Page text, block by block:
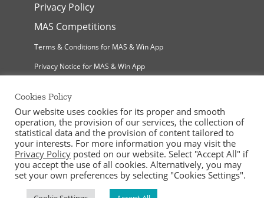
Privacy Policy
MAS Competitions
Terms & Conditions for MAS & Win App
Privacy Notice for MAS & Win App
©2026
MAS Supermarkets Ltd | All Rights Reserved |
Handcrafted by
Cookies Policy
Our website uses cookies for its proper and smooth
operation, the provision of our services, the collection of
statistical data and the provision of content tailored to
your interests. For more information you may visit the
Privacy Policy posted on our website. Select "Accept All" if
you accept the use of all cookies. Alternatively, you may
set your own preferences by selecting "Cookies Settings".